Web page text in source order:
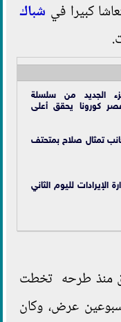
كبيرا في شباك
الجديد من سلسلة
كورونا يحقق أعلى
تمثال صلاح بمتحتف
لليوم الثاني
منذ طرحه تخطت
أسبوعين عرض، وكان